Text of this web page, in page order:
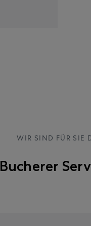
WIR SIND FÜR SIE
Bucherer